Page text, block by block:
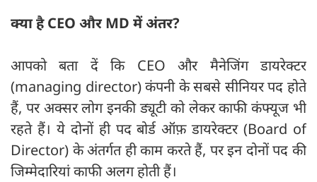
क्या है CEO और MD में अंतर?
आपको बता दें कि CEO और मैनेजिंग डायरेक्टर
(managing director) कंपनी के सबसे सीनियर पद होते
हैं, पर अक्सर लोग इनकी ड्यूटी को लेकर काफी कंफ्यूज भी
रहते हैं। ये दोनों ही पद बोर्ड ऑफ़ डायरेक्टर (Board of
Director) के अंतर्गत ही काम करते हैं, पर इन दोनों पद की
जिम्मेदारियां काफी अलग होती हैं।